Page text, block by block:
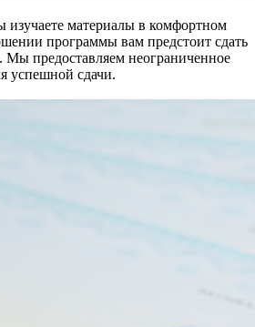
изучаете материалы в комфортном
программы вам предстоит сдать
Мы предоставляем неограниченное
успешной сдачи.